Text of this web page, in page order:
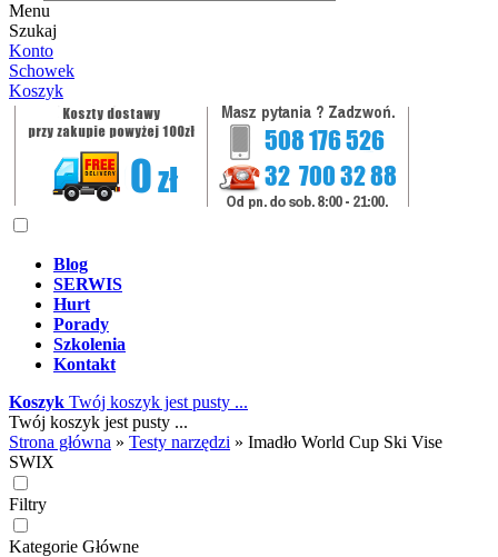
Menu
Szukaj
Konto
Schowek
Koszyk
Blog
SERWIS
Hurt
Porady
Szkolenia
Kontakt
Koszyk Twój koszyk jest pusty ...
Twój koszyk jest pusty ...
Strona główna » Testy narzędzi » Imadło World Cup Ski Vise
SWIX
Filtry
Kategorie Główne